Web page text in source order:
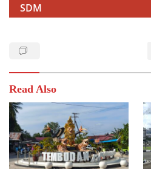
SDM
Read Also